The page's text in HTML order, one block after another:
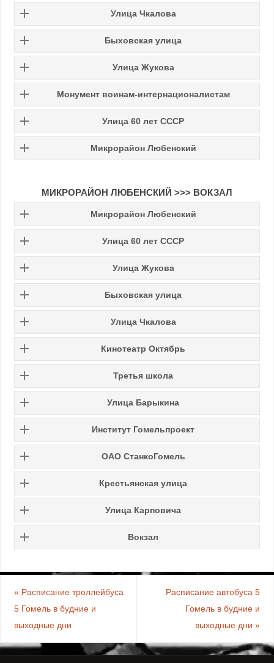
Улица Чкалова
Быховская улица
Улица Жукова
Монумент воинам-интернационалистам
Улица 60 лет СССР
Микрорайон Любенский
МИКРОРАЙОН ЛЮБЕНСКИЙ >>> ВОКЗАЛ
Микрорайон Любенский
Улица 60 лет СССР
Улица Жукова
Быховская улица
Улица Чкалова
Кинотеатр Октябрь
Третья школа
Улица Барыкина
Институт Гомельпроект
ОАО СтанкоГомель
Крестьянская улица
Улица Карповича
Вокзал
« Расписание троллейбуса
5 Гомель в будние и
выходные дни
Расписание автобуса 5
Гомель в будние и
выходные дни»